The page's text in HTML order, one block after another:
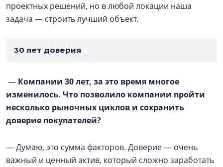
проектных решений, но в любой локации наша
задача — строить лучший объект.
30 лет доверия
— Компании 30 лет, за это время многое
изменилось. Что позволило компании пройти
несколько рыночных циклов и сохранить
доверие покупателей?
— Думаю, это сумма факторов. Доверие — очень
важный и ценный актив, который сложно заработать